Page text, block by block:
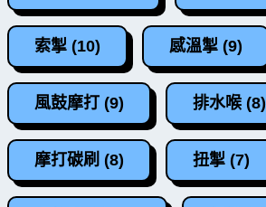
索掣 (10) 感溫掣 (9)
風鼓摩打 (9) 排水喉 (8)
摩打碳刷 (8) 扭掣 (7)